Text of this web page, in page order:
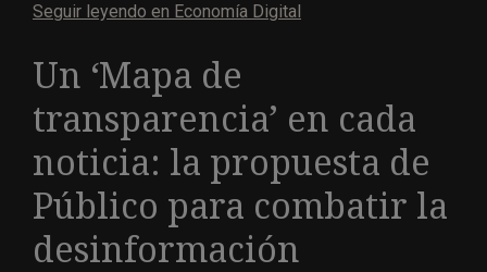
Seguir leyendo en Economía Digital
Un ‘Mapa de
transparencia’ en cada
noticia: la propuesta de
Público para combatir la
desinformación